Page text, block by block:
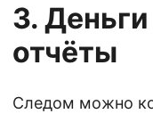
3. Деньги
отчёты
Следом можно